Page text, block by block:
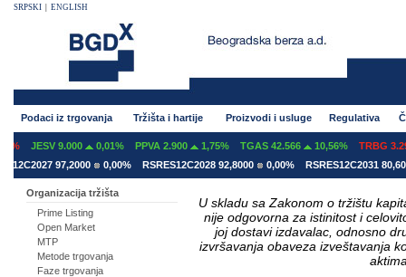
SRPSKI ENGLISH
Podaci iz trgovanja Tržišta i hartije Proizvodi i usluge Regulativa
JESV 9.000 0,01% PPVA 2.900 1,75% TGAS 42.566 10,56%
TRBG 3.293
97,2000
0,00% RSRES12C2028 92,8000 0,00% RSRES12C2031 80,6000
Organizacija tržišta
Prime Listing
Open Market
MTP
Metode trgovanja
Faze trgovanja
U skladu sa Zakonom o tržištu
nije odgovorna za istinitost i
joj dostavi izdavalac, odnosno
izvršavanja obaveza izveštavanja